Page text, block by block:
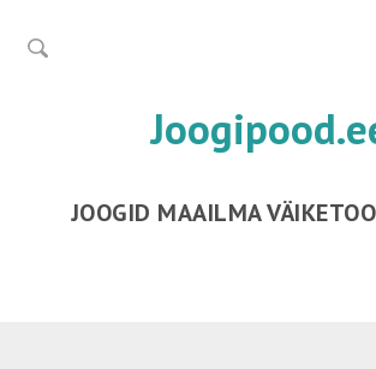
JOOGID MAAILMA